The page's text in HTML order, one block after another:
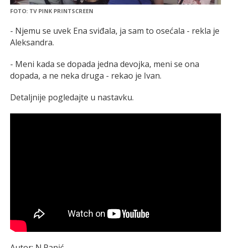
FOTO: TV PINK PRINTSCREEN
- Njemu se uvek Ena sviđala, ja sam to osećala - rekla je
Aleksandra.
- Meni kada se dopada jedna devojka, meni se ona
dopada, a ne neka druga - rekao je Ivan.
Detaljnije pogledajte u nastavku.